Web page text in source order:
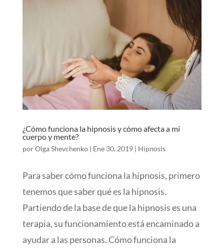
¿Cómo funciona la hipnosis y cómo afecta a mi
cuerpo y mente?
porOlga Shevchenko| Ene 30, 2019| Hipnosis
Para saber cómo funciona la hipnosis, primero
tenemos que saber qué es la hipnosis.
Partiendo de la base de que la hipnosis es una
terapia, su funcionamiento está encaminado a
ayudar a las personas. Cómo funciona la